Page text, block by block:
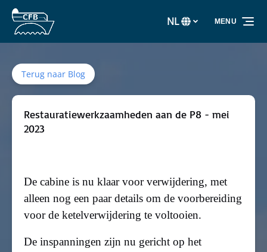
Ga naar de primaire navigatie
Ga naar inhoud
Ga naar voettekst
Selecteer
uw
NL MENU
Terug naar Blog
Restauratiewerkzaamheden aan de P8 - mei
2023
De cabine is nu klaar voor verwijdering, met
alleen nog een paar details om de voorbereiding
voor de ketelverwijdering te voltooien.
De inspanningen zijn nu gericht op het